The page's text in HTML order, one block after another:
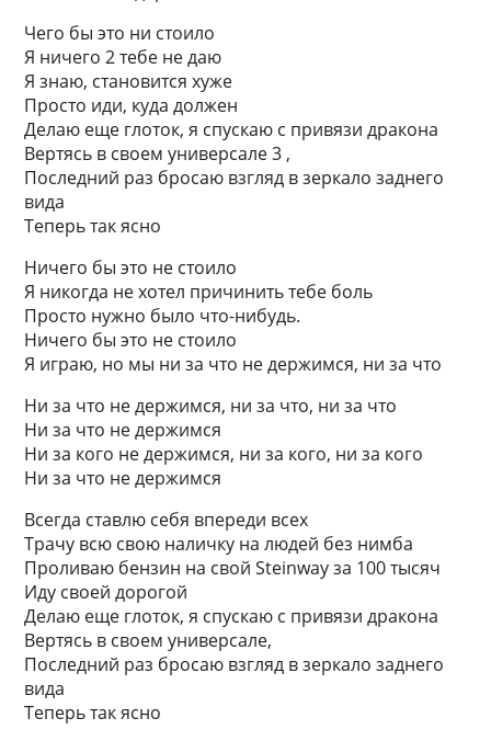
Чего бы это ни стоило
Я ничего 2 тебе не даю
Я знаю, становится хуже
Просто иди, куда должен
Делаю еще глоток, я спускаю с привязи дракона
Вертясь в своем универсале 3 ,
Последний раз бросаю взгляд в зеркало заднего
вида
Теперь так ясно
Ничего бы это не стоило
Я никогда не хотел причинить тебе боль
Просто нужно было что-нибудь.
Ничего бы это не стоило
Я играю, но мы ни за что не держимся, ни за что
Ни за что не держимся, ни за что, ни за что
Ни за что не держимся
Ни за кого не держимся, ни за кого, ни за кого
Ни за что не держимся
Всегда ставлю себя впереди всех
Трачу всю свою наличку на людей без нимба
Проливаю бензин на свой Steinway за 100 тысяч
Иду своей дорогой
Делаю еще глоток, я спускаю с привязи дракона
Вертясь в своем универсале,
Последний раз бросаю взгляд в зеркало заднего
вида
Теперь так ясно